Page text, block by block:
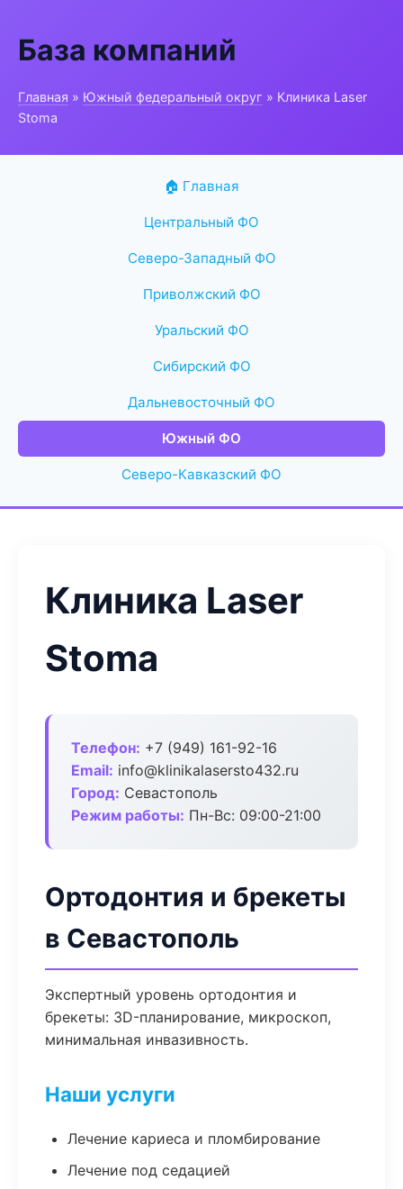
База компаний
Главная » Южный федеральный округ » Клиника Laser
Stoma
🏠 Главная
Центральный ФО
Северо-Западный ФО
Приволжский ФО
Уральский ФО
Сибирский ФО
Дальневосточный ФО
Южный ФО
Северо-Кавказский ФО
Клиника Laser
Stoma
Телефон: +7 (949) 161-92-16
Email: info@klinikalasersto432.ru
Город: Севастополь
Режим работы: Пн-Вс: 09:00-21:00
Ортодонтия и брекеты
в Севастополь
Экспертный уровень ортодонтия и
брекеты: 3D-планирование, микроскоп,
минимальная инвазивность.
Наши услуги
Лечение кариеса и пломбирование
Лечение под седацией